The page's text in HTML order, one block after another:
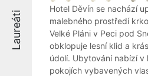
Laureáti
Hotel Děvín se nachází
malebného prostředí
Velké Pláni v Peci pod
obklopuje lesní klid a
údolí. Ubytování nabízí v
pokojích vybavených